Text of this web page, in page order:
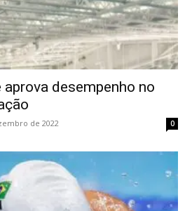
desempenho no
de 2022 0